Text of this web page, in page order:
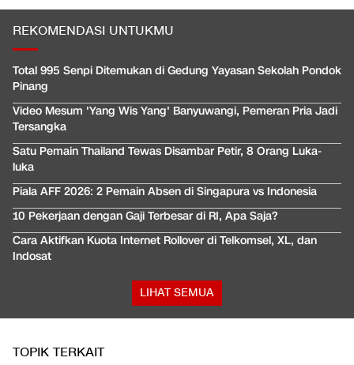
REKOMENDASI UNTUKMU
Total 995 Senpi Ditemukan di Gedung Yayasan Sekolah Pondok
Pinang
Video Mesum 'Yang Wis Yang' Banyuwangi, Pemeran Pria Jadi
Tersangka
Satu Pemain Thailand Tewas Disambar Petir, 8 Orang Luka-
luka
Piala AFF 2026: 2 Pemain Absen di Singapura vs Indonesia
10 Pekerjaan dengan Gaji Terbesar di RI, Apa Saja?
Cara Aktifkan Kuota Internet Rollover di Telkomsel, XL, dan
Indosat
LIHAT SEMUA
TOPIK TERKAIT